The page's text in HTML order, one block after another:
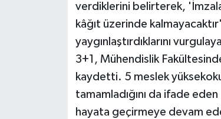
verdiklerini belirterek,
kâğıt üzerinde
yaygınlaştırdıklarını
3+1, Mühendislik
kaydetti. 5 meslek
tamamladığını da ifade
hayata geçirmeye devam
SPOR HABERLERİ
TEKNOLOJİ